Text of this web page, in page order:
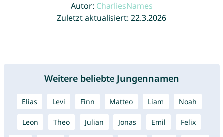
Autor: CharliesNames
Zuletzt aktualisiert: 22.3.2026
Weitere beliebte Jungennamen
Elias Levi Finn Matteo Liam Noah
Leon Theo Julian Jonas Emil Felix